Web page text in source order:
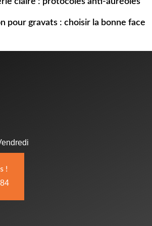
pour gravats : choisir la bonne face
!